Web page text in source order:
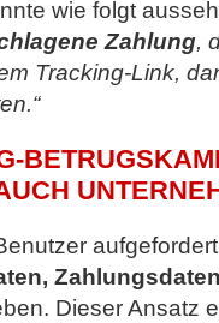
wie folgt
Zahlung,
Tracking-Link,
Dieser Ansatz